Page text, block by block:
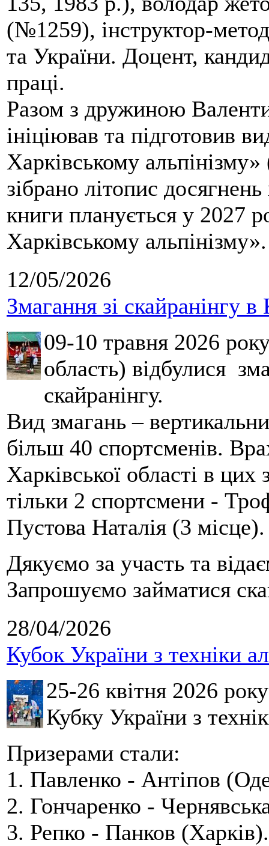
(№1259), інструктор-
та України. Доцент,
праці.
Разом з дружиною
ініціював та підготовив
Харківському
зібрано літопис
книги планується у 2027
Харківському альпінізму».
12/05/2026
Змагання зі скайранінгу в
09-10 травня 2026
область) відбулися
скайранінгу.
Вид змагань –
більш 40 спортсменів.
Харківської області в
тільки 2 спортсмени -
Пустова Наталія (3 місце).
Дякуємо за участь та
Запрошуємо займатися
28/04/2026
Кубок України з техніки
25-26 квітня 2026
Кубку України з
Призерами стали:
1. Павленко - Антіпов
2. Гончаренко -
3. Репко - Панков (Харків).